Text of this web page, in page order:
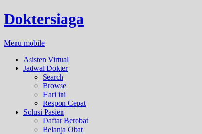
Doktersiaga
Menu mobile
Asisten Virtual
Jadwal Dokter
Search
Browse
Hari ini
Respon Cepat
Solusi Pasien
Daftar Berobat
Belanja Obat